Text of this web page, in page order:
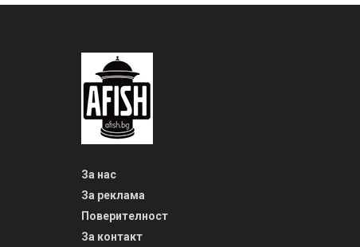
За нас
За реклама
Поверителност
За контакт